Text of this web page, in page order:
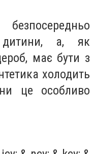
дитини, а, як
має бути з
холодить
це особливо